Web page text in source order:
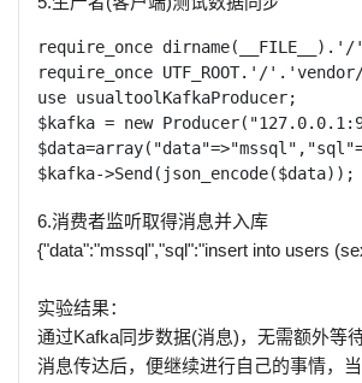
require_once
require_once UTF_ROOT.'/
use usualtoolKafkaProducer;
$kafka = new
$kafka->Send(json_encode($data));
6.消费者监听取得消息并入库
{"data":"mssql","sql":"insert into users
实验结果：
通过Kafka同步数据(消息)，无需额外等
消息传达后，便继续进行自己的事情，